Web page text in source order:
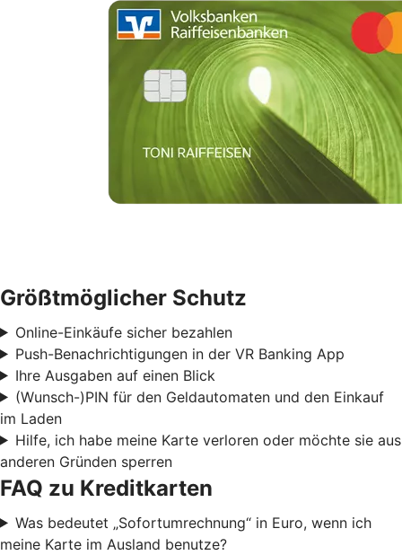
Größtmöglicher Schutz
Online-Einkäufe sicher bezahlen
Push-Benachrichtigungen in der VR Banking App
Ihre Ausgaben auf einen Blick
(Wunsch-)PIN für den Geldautomaten und den Einkauf
im Laden
Hilfe, ich habe meine Karte verloren oder möchte sie aus
anderen Gründen sperren
FAQ zu Kreditkarten
Was bedeutet „Sofortumrechnung“ in Euro, wenn ich
meine Karte im Ausland benutze?